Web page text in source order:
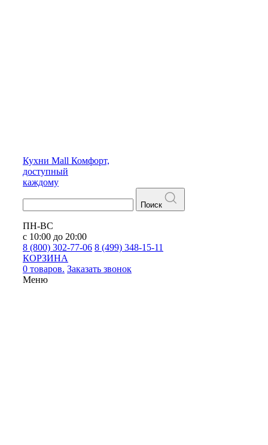
Кухни Mall Комфорт,
доступный
каждому
Поиск
ПН-ВС
с 10:00 до 20:00
8 (800) 302-77-06 8 (499) 348-15-11
КОРЗИНА
0 товаров. Заказать звонок
Меню